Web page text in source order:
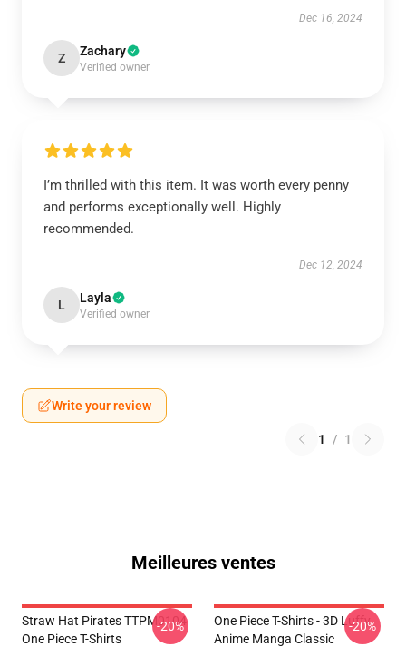
Dec 16, 2024
Z Zachary
Verified owner
I’m thrilled with this item. It was worth every penny
and performs exceptionally well. Highly
recommended.
Dec 12, 2024
L Layla
Verified owner
Write your review
1 / 1
Meilleures ventes
Straw Hat Pirates TTPM0104
One Piece T-Shirts
-20%
One Piece T-Shirts - 3D Luffy
Anime Manga Classic
-20%